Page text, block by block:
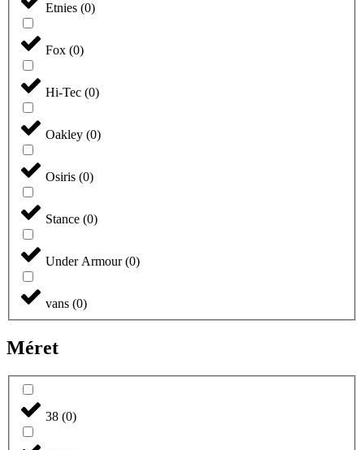
Etnies (0)
Fox (0)
Hi-Tec (0)
Oakley (0)
Osiris (0)
Stance (0)
Under Armour(0)
vans (0)
Méret
38 (0)